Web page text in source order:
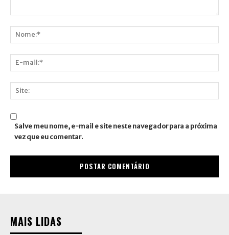
mail:*
Salve meu nome, e-mail e site neste navegador para a próxima
vez que eu comentar.
MAIS LIDAS